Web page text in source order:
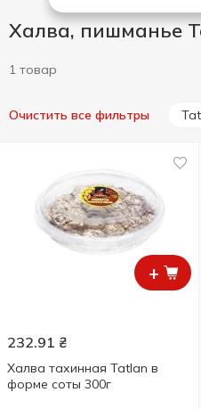
Халва, пишманье
1 товар
Очистить все фильтры
+
232.91 ₴
Халва тахинная Tatlan в
форме соты 300г